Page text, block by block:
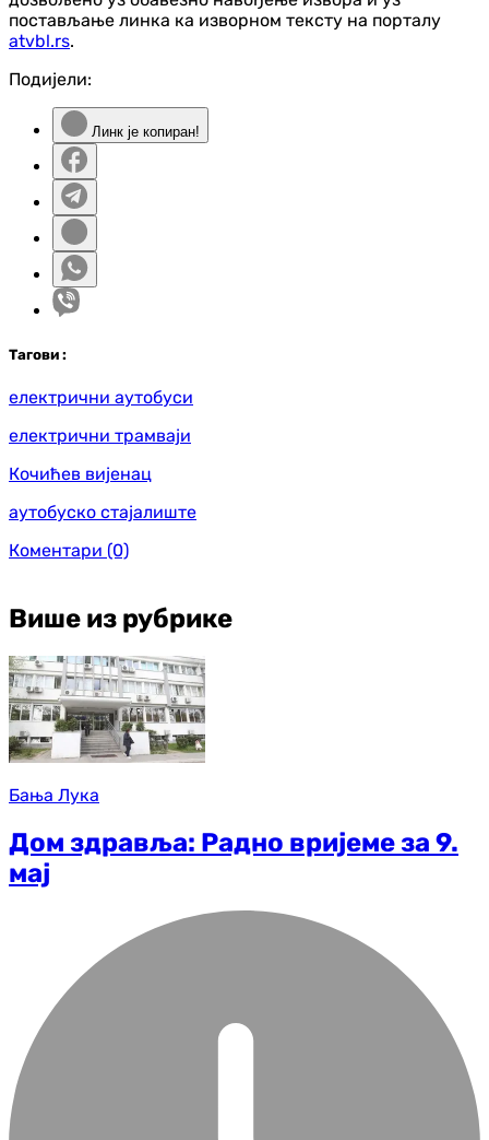
постављање линка ка изворном тексту на порталу
atvbl.rs.
Подијели:
Линк је копиран!
Тагови :
електрични аутобуси
електрични трамваји
Кочићев вијенац
аутобуско стајалиште
Коментари (0)
Више из рубрике
Бања Лука
Дом здравља: Радно вријеме за 9.
мај